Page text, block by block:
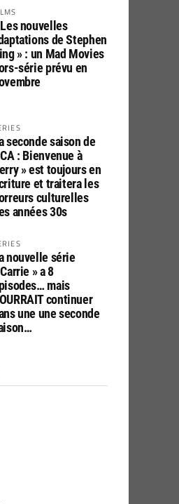
nouvelles
de Stephen
» : un Mad Movies
série prévu en
seconde saison de
: Bienvenue à
» est toujours en
et traitera les
culturelles
années 30s
nouvelle série
» a 8
mais
continuer
une une seconde